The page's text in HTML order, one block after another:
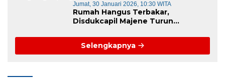
Jumat, 30 Januari 2026, 10:30 WITA
Rumah Hangus Terbakar,
Disdukcapil Majene Turun
Dokumen Korban
Selengkapnya